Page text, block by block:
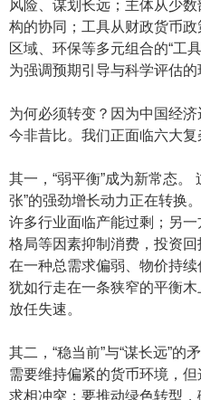
风险、谋划长远；主体从少
构的协同；工具从财政货币政
区域、环保等多元组合的“工
为强调预期引导与科学评估的
为何必须转变？因为中国经
今非昔比。我们正面临六大复
其一，“弱平衡”成为新常态。
张”的强劲增长动力正在转换
许多行业面临产能过剩；另
格局等因素抑制消费，投资
在一种总需求偏弱、物价持
犹如行走在一条狭窄的平衡
放任失速。
其二，“稳当前”与“谋长远”的
需要维持偏紧的货币环境，
求相冲突；要推动绿色转型